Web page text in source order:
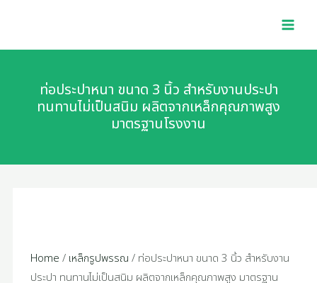
content
ท่อประปาหนา ขนาด 3 นิ้ว สำหรับงานประปา
ทนทานไม่เป็นสนิม ผลิตจากเหล็กคุณภาพสูง
มาตรฐานโรงงาน
Home / เหล็กรูปพรรณ / ท่อประปาหนา ขนาด 3 นิ้ว สำหรับงาน
ประปา ทนทานไม่เป็นสนิม ผลิตจากเหล็กคุณภาพสูง มาตรฐาน
หนา
นิ้ว
ประปา
ผลิต
จาก
เหล็ก
คุณภาพ